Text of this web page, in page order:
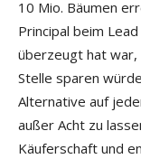
10 Mio. Bäumen
Principal beim
überzeugt hat war,
Stelle sparen
Alternative auf
außer Acht zu
Käuferschaft und